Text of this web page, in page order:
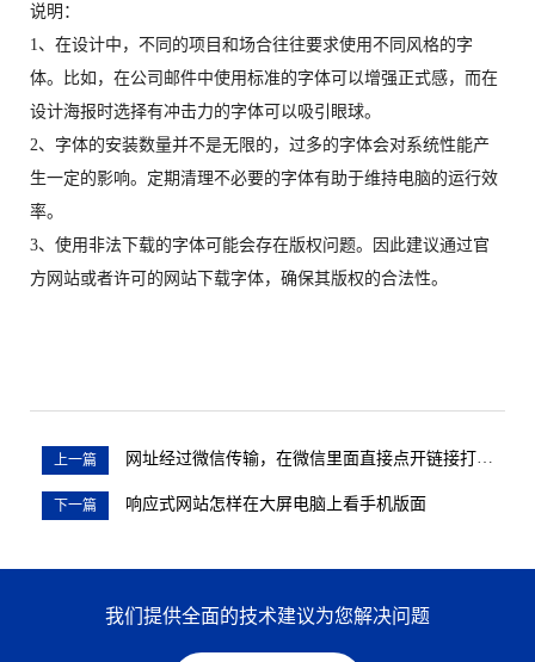
说明：
1、在设计中，不同的项目和场合往往要求使用不同风格的字
体。比如，在公司邮件中使用标准的字体可以增强正式感，而在
设计海报时选择有冲击力的字体可以吸引眼球。
2、字体的安装数量并不是无限的，过多的字体会对系统性能产
生一定的影响。定期清理不必要的字体有助于维持电脑的运行效
率。
3、使用非法下载的字体可能会存在版权问题。因此建议通过官
方网站或者许可的网站下载字体，确保其版权的合法性。
上一篇 网址经过微信传输，在微信里面直接点开链接打开有是否继续访问的提示问题
下一篇 响应式网站怎样在大屏电脑上看手机版面
我们提供全面的技术建议为您解决问题